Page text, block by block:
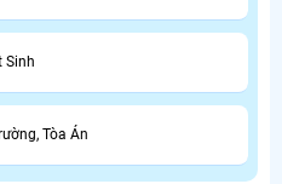
Sinh
Tòa Án